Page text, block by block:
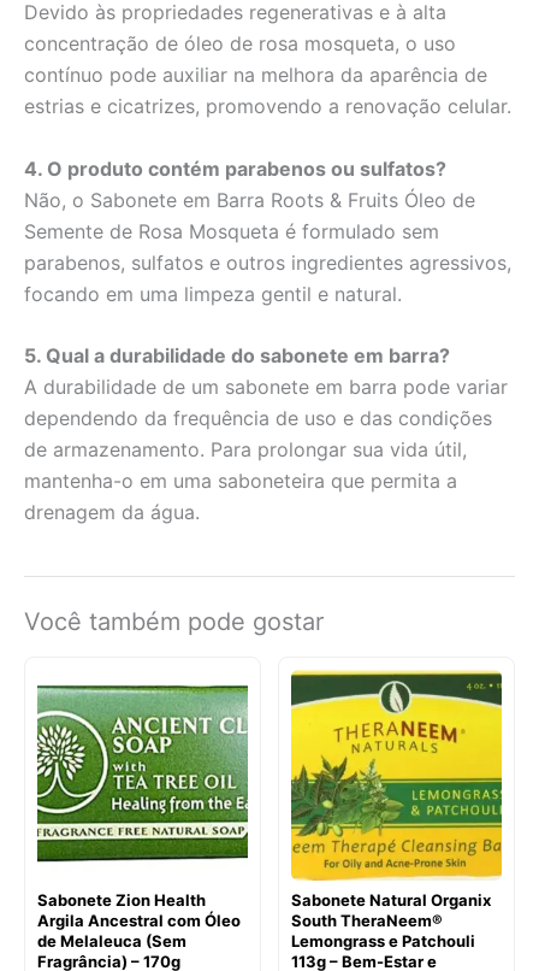
Devido às propriedades regenerativas e à alta
concentração de óleo de rosa mosqueta, o uso
contínuo pode auxiliar na melhora da aparência de
estrias e cicatrizes, promovendo a renovação celular.
4. O produto contém parabenos ou sulfatos?
Não, o Sabonete em Barra Roots & Fruits Óleo de
Semente de Rosa Mosqueta é formulado sem
parabenos, sulfatos e outros ingredientes agressivos,
focando em uma limpeza gentil e natural.
5. Qual a durabilidade do sabonete em barra?
A durabilidade de um sabonete em barra pode variar
dependendo da frequência de uso e das condições
de armazenamento. Para prolongar sua vida útil,
mantenha-o em uma saboneteira que permita a
drenagem da água.
Você também pode gostar
Sabonete Zion Health
Argila Ancestral com Óleo
de Melaleuca (Sem
Fragrância) – 170g
Sabonete Natural Organix
South TheraNeem®
Lemongrass e Patchouli
113g – Bem-Estar e